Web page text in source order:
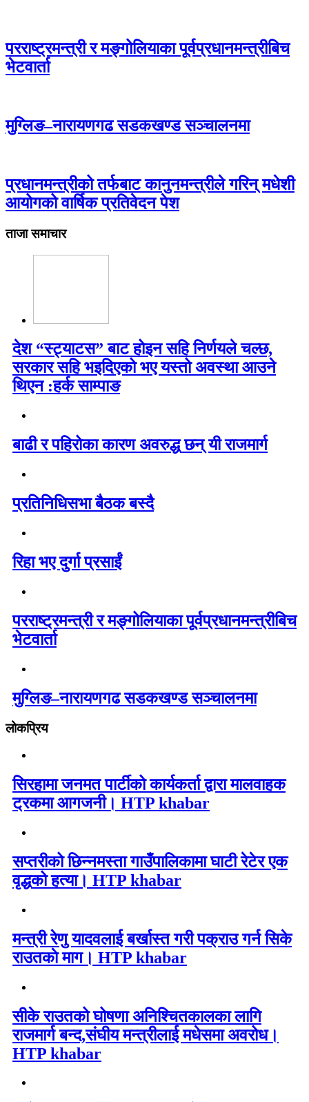
परराष्ट्रमन्त्री र मङ्गोलियाका पूर्वप्रधानमन्त्रीबिच
भेटवार्ता
मुग्लिङ–नारायणगढ सडकखण्ड सञ्चालनमा
प्रधानमन्त्रीको तर्फबाट कानुनमन्त्रीले गरिन् मधेशी
आयोगको वार्षिक प्रतिवेदन पेश
ताजा समाचार
देश “स्ट्याटस” बाट होइन सहि निर्णयले चल्छ,
सरकार सहि भइदिएको भए यस्तो अवस्था आउने
थिएन :हर्क साम्पाङ
बाढी र पहिरोका कारण अवरुद्ध छन् यी राजमार्ग
प्रतिनिधिसभा बैठक बस्दै
रिहा भए दुर्गा प्रसाईं
परराष्ट्रमन्त्री र मङ्गोलियाका पूर्वप्रधानमन्त्रीबिच
भेटवार्ता
मुग्लिङ–नारायणगढ सडकखण्ड सञ्चालनमा
लोकप्रिय
सिरहामा जनमत पार्टीको कार्यकर्ता द्वारा मालवाहक
ट्रकमा आगजनी। HTP khabar
सप्तरीको छिन्नमस्ता गाउँपालिकामा घाटी रेटेर एक
वृद्धको हत्या। HTP khabar
मन्त्री रेणु यादवलाई बर्खास्त गरी पक्राउ गर्न सिके
राउतकाे माग। HTP khabar
सीके राउतको घोषणा अनिश्चितकालका लागि
राजमार्ग बन्द,संघीय मन्त्रीलाई मधेसमा अवरोध।
HTP khabar